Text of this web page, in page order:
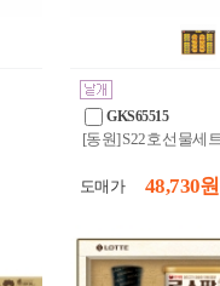
GKS65515
[동원] S22호 선물세
도매가 48,730 원